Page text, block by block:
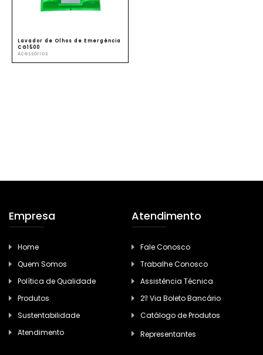
Lavador de Olhos de Emergência
CG1500
Acessórios
Empresa
Home
Quem Somos
Política de Qualidade
Produtos
Sustentabilidade
Atendimento
Atendimento
Fale Conosco
Trabalhe Conosco
Assistência Técnica
2ª Via Boleto Bancário
Catálogo de Produtos
Representantes